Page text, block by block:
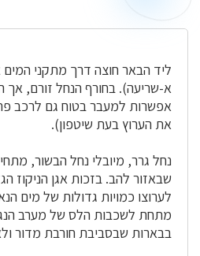
ליד הבאר חוצה דרך מתקני המים
א-שריעה). בחורף הנחל זורם, אך
אפשרות למעבר בטוח גם לרכב
את הערוץ בעת שיטפון).
נחל גרר, מיובלי נחל הבשור,
שבאזור להב. בזכות אגן הניקוז
לערוצו כמויות גדולות של מים
מתחת לשכבות הלס של מערב
בבארות שבסביבת חורבת מדור